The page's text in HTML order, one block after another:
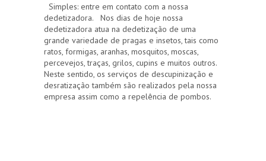
Simples: entre em contato com a nossa
dedetizadora. Nos dias de hoje nossa
dedetizadora atua na dedetização de uma
grande variedade de pragas e insetos, tais como
ratos, formigas, aranhas, mosquitos, moscas,
percevejos, traças, grilos, cupins e muitos outros.
Neste sentido, os serviços de descupinização e
desratização também são realizados pela nossa
empresa assim como a repelência de pombos.